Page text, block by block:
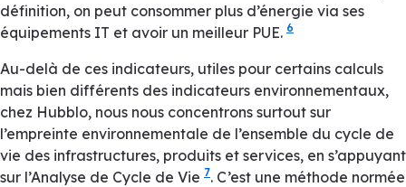
définition, on peut consommer plus d’énergie via ses
équipements IT et avoir un meilleur PUE. 6
Au-delà de ces indicateurs, utiles pour certains calculs
mais bien différents des indicateurs environnementaux,
chez Hubblo, nous nous concentrons surtout sur
l’empreinte environnementale de l’ensemble du cycle de
vie des infrastructures, produits et services, en s’appuyant
sur l’Analyse de Cycle de Vie 7. C’est une méthode normée